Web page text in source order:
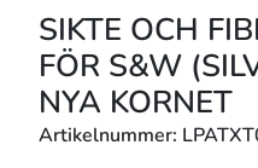
SIKTE OCH
FÖR S&W
NYA KORNET
Artikelnummer: